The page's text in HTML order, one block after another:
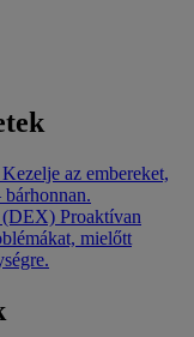
Kezelje az embereket,
bárhonnan.
(DEX) Proaktívan
mielőtt